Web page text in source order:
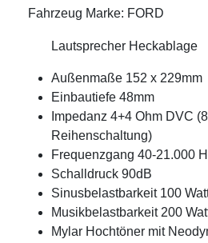
Fahrzeug Marke: FORD
Lautsprecher Heckablage
Außenmaße 152 x 229mm
Einbautiefe 48mm
Impedanz 4+4 Ohm DVC
Reihenschaltung)
Frequenzgang 40-21.000
Schalldruck 90dB
Sinusbelastbarkeit 100
Musikbelastbarkeit 200
Mylar Hochtöner mit